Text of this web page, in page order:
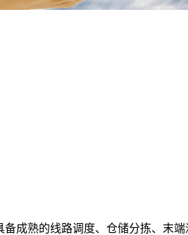
成熟的线路调度、仓储分拣、末端